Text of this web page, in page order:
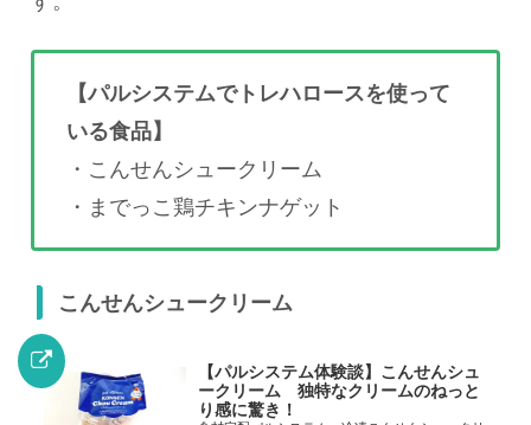
【パルシステムでトレハロースを使って
いる食品】
・こんせんシュークリーム
・までっこ鶏チキンナゲット
こんせんシュークリーム
【パルシステム体験談】こんせんシュ
ークリーム 独特なクリームのねっと
り感に驚き！